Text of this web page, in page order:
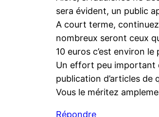
sera évident, un public
A court terme,
nombreux seront ceux
10 euros c’est environ
Un effort peu important
publication d’articles de
Vous le méritez
Répondre